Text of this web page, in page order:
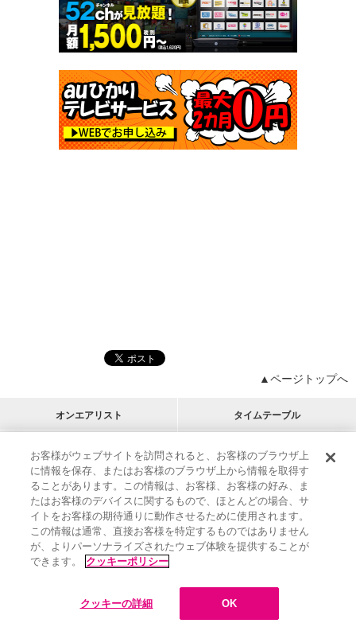
▲ページトップへ
オンエアリスト タイムテーブル
プログラムリスト チャート
アーティストリスト
M-ON!
RECOMMEND
リクエスト
インフォメーション | プレゼント&ご招待
MUSIC ON! TV（エムオン!）とは？ | サポート
サイト案内
| エムオン!友の会 | クッキーの詳細
Sony Music Solutions Inc. All rights reserved.
お客様がウェブサイトを訪問されると、お客様のブラウザ上
に情報を保存、またはお客様のブラウザ上から情報を取得す
ることがあります。この情報は、お客様、お客様の好み、ま
たはお客様のデバイスに関するもので、ほとんどの場合、サ
イトをお客様の期待通りに動作させるために使用されます。
この情報は通常、直接お客様を特定するものではありません
が、よりパーソナライズされたウェブ体験を提供することが
できます。
クッキーポリシー
クッキーの詳細 OK